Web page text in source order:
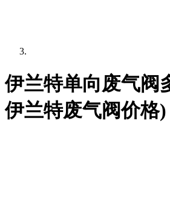
伊兰特单向废气阀
伊兰特废气阀价格)